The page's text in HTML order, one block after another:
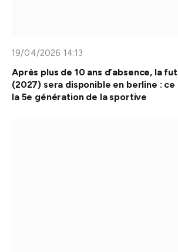
19/04/2026 14:13
Après plus de 10 ans d’absence, la
(2027) sera disponible en berline : ce
la 5e génération de la sportive